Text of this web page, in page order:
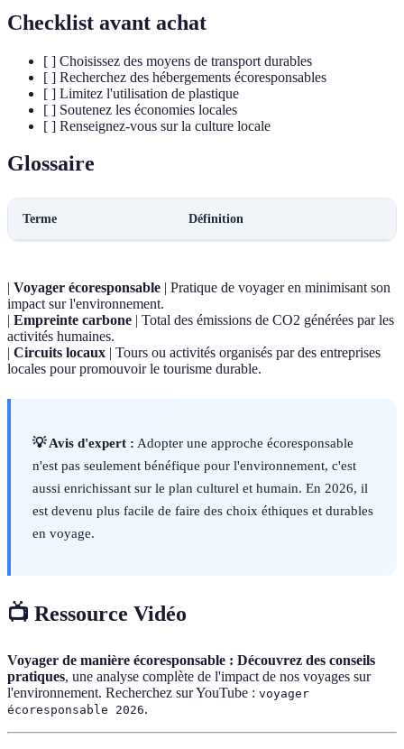
Checklist avant achat
[ ] Choisissez des moyens de transport durables
[ ] Recherchez des hébergements écoresponsables
[ ] Limitez l'utilisation de plastique
[ ] Soutenez les économies locales
[ ] Renseignez-vous sur la culture locale
Glossaire
Terme Définition
| Voyager écoresponsable | Pratique de voyager en minimisant son
impact sur l'environnement.
| Empreinte carbone | Total des émissions de CO2 générées par les
activités humaines.
| Circuits locaux | Tours ou activités organisés par des entreprises
locales pour promouvoir le tourisme durable.
💡 Avis d'expert : Adopter une approche écoresponsable
n'est pas seulement bénéfique pour l'environnement, c'est
aussi enrichissant sur le plan culturel et humain. En 2026, il
est devenu plus facile de faire des choix éthiques et durables
en voyage.
📺 Ressource Vidéo
Voyager de manière écoresponsable : Découvrez des conseils
pratiques, une analyse complète de l'impact de nos voyages sur
l'environnement. Recherchez sur YouTube : voyager
écoresponsable 2026.